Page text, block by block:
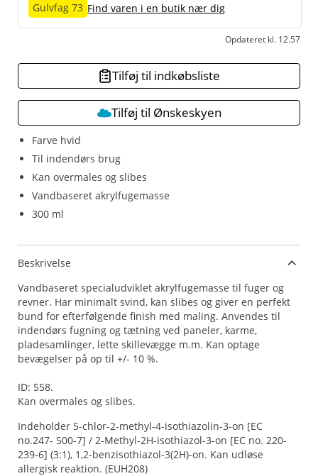
Farve hvid
Til indendørs brug
Kan overmales og slibes
Vandbaseret akrylfugemasse
300 ml
Gulvfag 73 Find varen i en butik nær dig
Opdateret kl. 12.57
Tilføj til indkøbsliste
Tilføj til Ønskeskyen
Beskrivelse
Vandbaseret specialudviklet akrylfugemasse til fuger og
revner. Har minimalt svind, kan slibes og giver en perfekt
bund for efterfølgende finish med maling. Anvendes til
indendørs fugning og tætning ved paneler, karme,
pladesamlinger, lette skillevægge m.m. Kan optage
bevægelser på op til +/- 10 %.
ID: 558.
Kan overmales og slibes.
Indeholder 5-chlor-2-methyl-4-isothiazolin-3-on [EC
no.247- 500-7] / 2-Methyl-2H-isothiazol-3-on [EC no. 220-
239-6] (3:1), 1,2-benzisothiazol-3(2H)-on. Kan udløse
allergisk reaktion. (EUH208)